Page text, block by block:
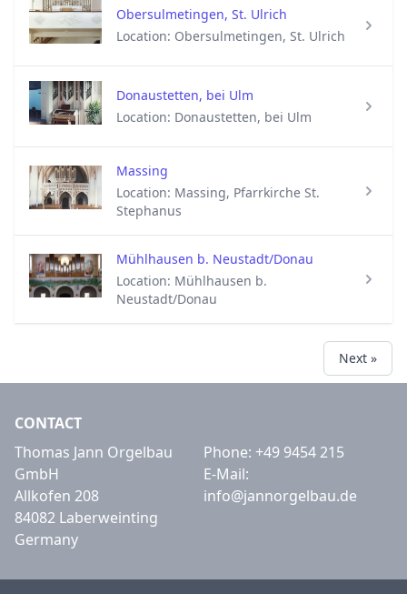
Obersulmetingen, St. Ulrich
Location: Obersulmetingen, St. Ulrich
Donaustetten, bei Ulm
Location: Donaustetten, bei Ulm
Massing
Location: Massing, Pfarrkirche St.
Stephanus
Mühlhausen b. Neustadt/Donau
Location: Mühlhausen b.
Neustadt/Donau
Next »
CONTACT
Thomas Jann Orgelbau
GmbH
Allkofen 208
84082 Laberweinting
Germany
Phone: +49 9454 215
E-Mail:
info@jannorgelbau.de